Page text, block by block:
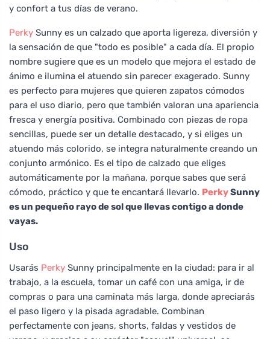
y confort a tus días de verano.
Perky Sunny es un calzado que aporta ligereza, diversión y
la sensación de que "todo es posible" a cada día. El propio
nombre sugiere que es un modelo que mejora el estado de
ánimo e ilumina el atuendo sin parecer exagerado. Sunny
es perfecto para mujeres que quieren zapatos cómodos
para el uso diario, pero que también valoran una apariencia
fresca y energía positiva. Combinado con piezas de ropa
sencillas, puede ser un detalle destacado, y si eliges un
atuendo más colorido, se integra naturalmente creando un
conjunto armónico. Es el tipo de calzado que eliges
automáticamente por la mañana, porque sabes que será
cómodo, práctico y que te encantará llevarlo. PerkySunny
es un pequeño rayo de sol que llevas contigo a donde
vayas.
Uso
Usarás Perky Sunny principalmente en la ciudad: para ir al
trabajo, a la escuela, tomar un café con una amiga, ir de
compras o para una caminata más larga, donde apreciarás
el paso ligero y la pisada agradable. Combinan
perfectamente con jeans, shorts, faldas y vestidos de